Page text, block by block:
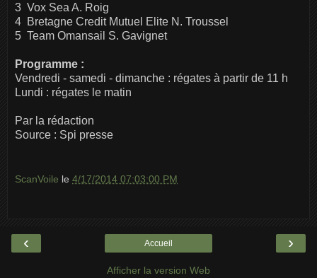
3 Vox Sea A. Roig
4 Bretagne Credit Mutuel Elite N. Troussel
5 Team Omansail S. Gavignet
Programme :
Vendredi - samedi - dimanche : régates à partir de 11 h
Lundi : régates le matin
Par la rédaction
Source : Spi presse
ScanVoile le 4/17/2014 07:03:00 PM
‹ ›
Accueil
Afficher la version Web